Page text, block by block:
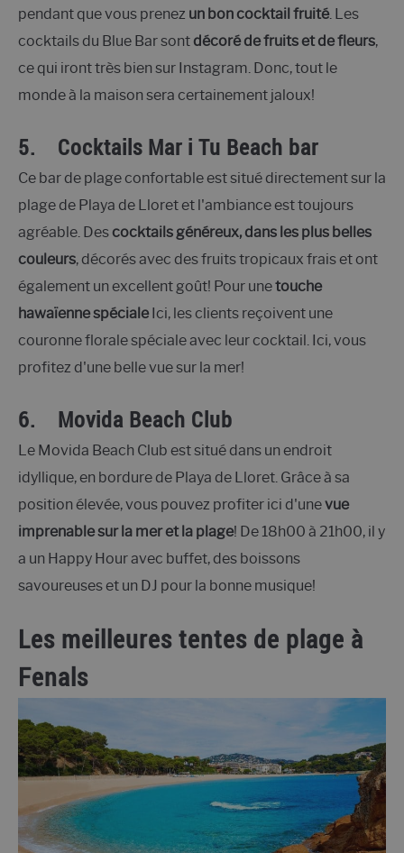
pendant que vous prenez un bon cocktail fruité. Les
cocktails du Blue Bar sont décoré de fruits et de fleurs,
ce qui iront très bien sur Instagram. Donc, tout le
monde à la maison sera certainement jaloux!
5. Cocktails Mar i Tu Beach bar
Ce bar de plage confortable est situé directement sur la
plage de Playa de Lloret et l'ambiance est toujours
agréable. Descocktails généreux, dans les plus belles
couleurs, décorés avec des fruits tropicaux frais et ont
également un excellent goût! Pour unetouche
hawaïenne spéciale Ici, les clients reçoivent une
couronne florale spéciale avec leur cocktail. Ici, vous
profitez d'une belle vue sur la mer!
6. Movida Beach Club
Le Movida Beach Club est situé dans un endroit
idyllique, en bordure de Playa de Lloret. Grâce à sa
position élevée, vous pouvez profiter ici d'unevue
imprenable sur la mer et la plage! De 18h00 à 21h00, il y
a un Happy Hour avec buffet, des boissons
savoureuses et un DJ pour la bonne musique!
Les meilleures tentes de plage à
Fenals